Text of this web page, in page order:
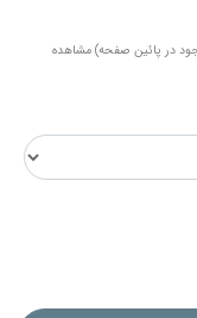
در پائین صفحه) مشاهده